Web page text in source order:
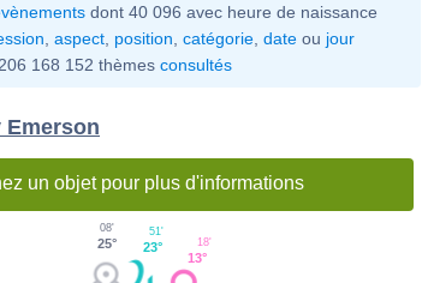
dont 40 096 avec heure de naissance
aspect position catégorie date ou jour
168 152 thèmes consultés
Emerson
un objet pour plus d'informations
13°
18'
23°
51'
25°
08'